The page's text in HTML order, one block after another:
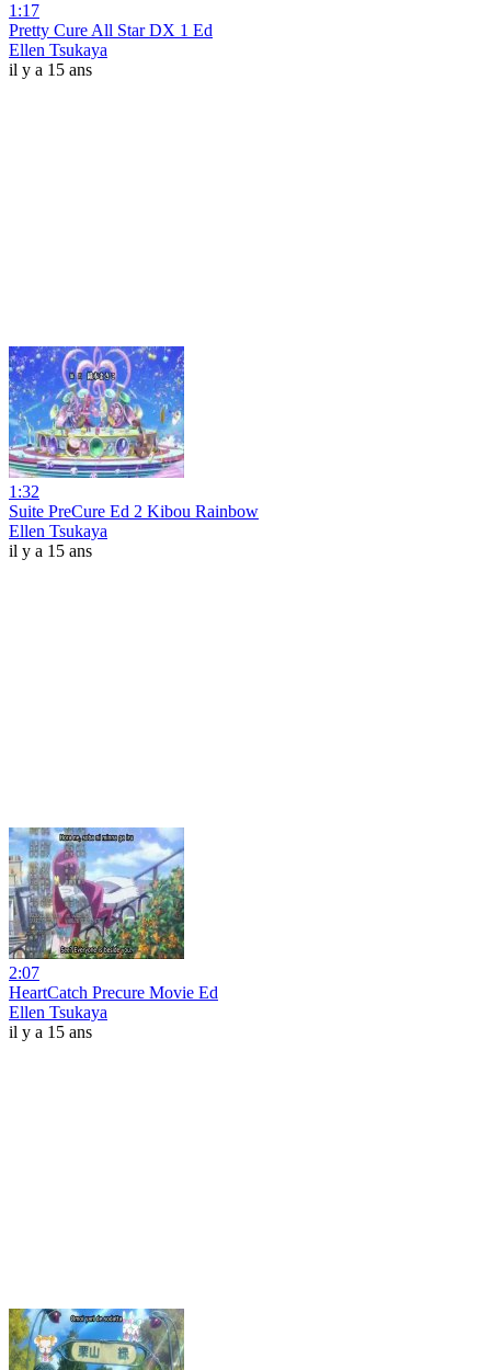
1:17
Pretty Cure All Star DX 1 Ed
Ellen Tsukaya
il y a 15 ans
1:32
Suite PreCure Ed 2 Kibou Rainbow
Ellen Tsukaya
il y a 15 ans
2:07
HeartCatch Precure Movie Ed
Ellen Tsukaya
il y a 15 ans